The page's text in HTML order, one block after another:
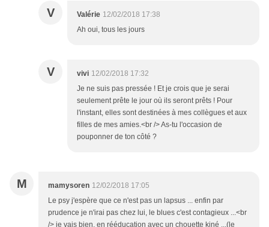
V Valérie 12/02/2018 17:38
Ah oui, tous les jours
V vivi 12/02/2018 17:32
Je ne suis pas pressée ! Et je crois que je serai
seulement prête le jour où ils seront prêts ! Pour
l'instant, elles sont destinées à mes collègues et aux
filles de mes amies.<br /> As-tu l'occasion de
pouponner de ton côté ?
M mamysoren 12/02/2018 17:05
Le psy j'espère que ce n'est pas un lapsus ... enfin par
prudence je n'irai pas chez lui, le blues c'est contagieux ...<br
/> je vais bien, en rééducation avec un chouette kiné ...(le